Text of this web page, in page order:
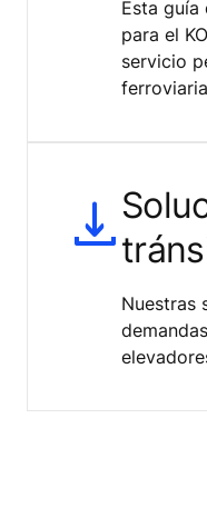
Esta
para el
servicio
Nuestras